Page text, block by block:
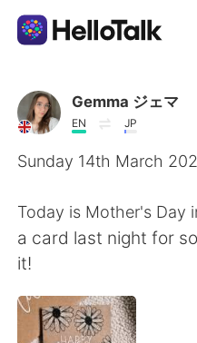
Language Exchange
AI Grammar Checker
Español
Gemma ジェマ
EN JP
Sunday 14th March
Today is Mother's Day
a card last night for
it!